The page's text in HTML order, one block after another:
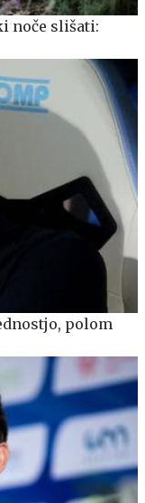
noče slišati:
polom